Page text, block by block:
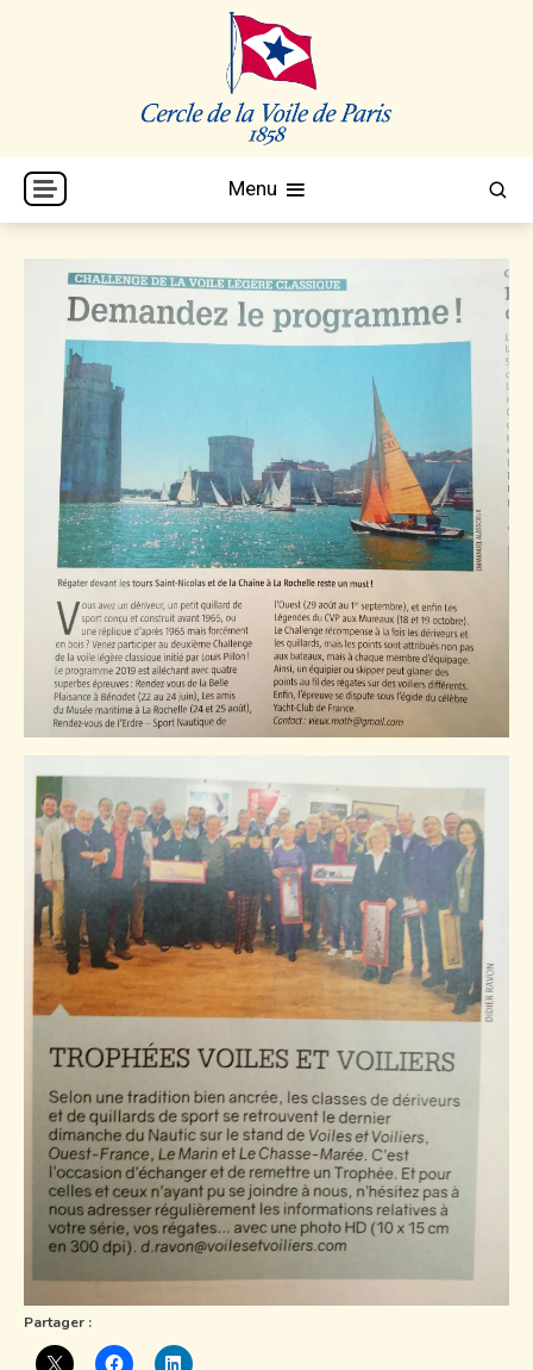
CVP
Cercle de la Voile de Paris
Menu
Partager :